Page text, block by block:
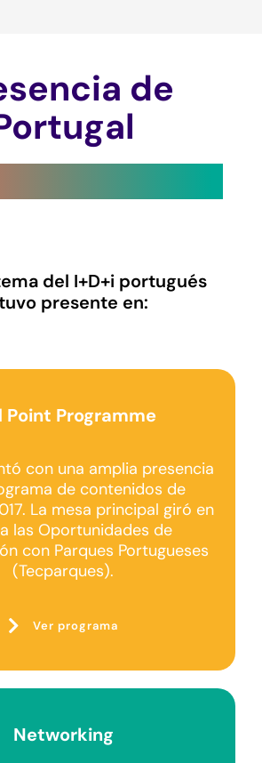
de
del I+D+i portugués
presente en:
Point Programme
con una amplia presencia
de contenidos de
La mesa principal giró en
las Oportunidades de
con Parques Portugueses
(Tecparques).
Ver programa
Networking